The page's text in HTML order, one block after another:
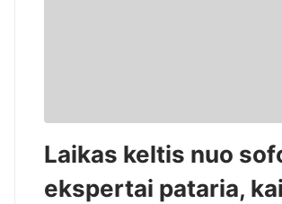
Laikas keltis nuo
ekspertai pataria,